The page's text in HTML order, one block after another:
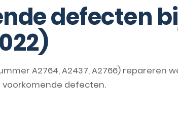
defecten
A2764, A2437, A2766) repareren
defecten.